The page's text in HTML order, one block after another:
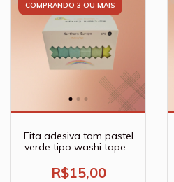
COMPRANDO 3 OU MAIS
Fita adesiva tom pastel
verde tipo washi tape -
R$15,00